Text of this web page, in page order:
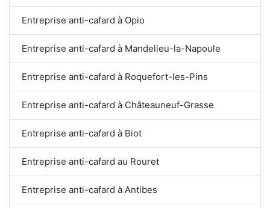
Entreprise anti-cafard à Opio
Entreprise anti-cafard à Mandelieu-la-Napoule
Entreprise anti-cafard à Roquefort-les-Pins
Entreprise anti-cafard à Châteauneuf-Grasse
Entreprise anti-cafard à Biot
Entreprise anti-cafard au Rouret
Entreprise anti-cafard à Antibes